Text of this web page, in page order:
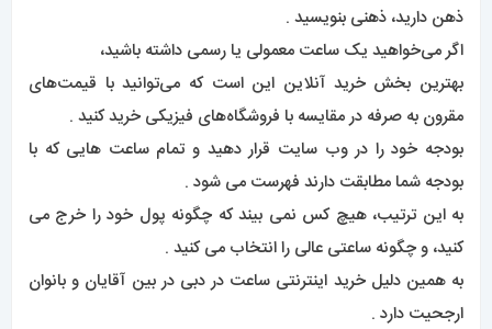
ذهن دارید، ذهنی بنویسید .
اگر می‌خواهید یک ساعت معمولی یا رسمی داشته باشید،
بهترین بخش خرید آنلاین این است که می‌توانید با قیمت‌های
مقرون به صرفه در مقایسه با فروشگاه‌های فیزیکی خرید کنید .
بودجه خود را در وب سایت قرار دهید و تمام ساعت هایی که با
بودجه شما مطابقت دارند فهرست می شود .
به این ترتیب، هیچ کس نمی بیند که چگونه پول خود را خرج می
کنید، و چگونه ساعتی عالی را انتخاب می کنید .
به همین دلیل خرید اینترنتی ساعت در دبی در بین آقایان و بانوان
ارجحیت دارد .